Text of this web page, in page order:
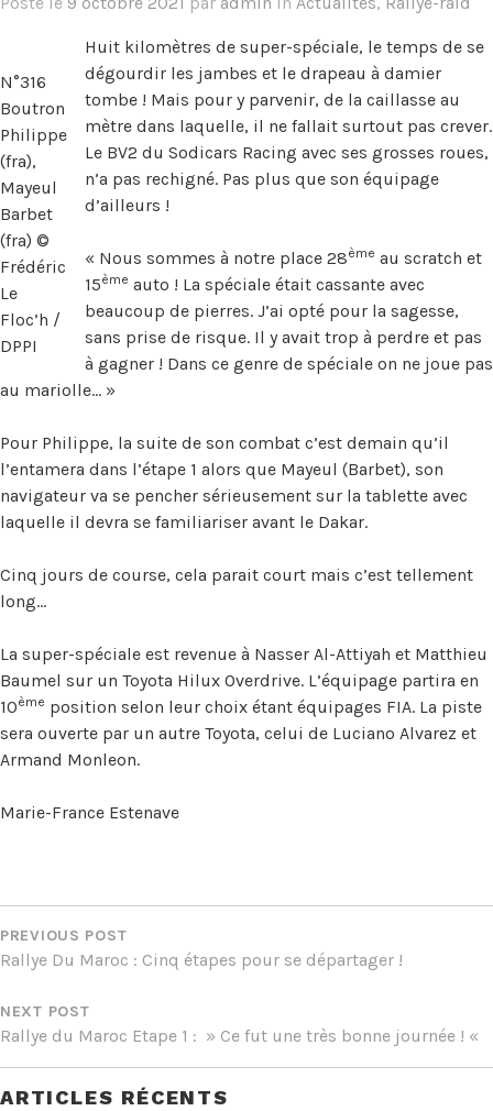
N°316
Boutron
Philippe
(fra),
Mayeul
Barbet
(fra) ©
Frédéric
Le
Floc’h /
DPPI
Huit kilomètres de super-spéciale, le temps de se
dégourdir les jambes et le drapeau à damier
tombe ! Mais pour y parvenir, de la caillasse au
mètre dans laquelle, il ne fallait surtout pas crever.
Le BV2 du Sodicars Racing avec ses grosses roues,
n’a pas rechigné. Pas plus que son équipage
d’ailleurs !
« Nous sommes à notre place 28ème au scratch et
15ème auto ! La spéciale était cassante avec
beaucoup de pierres. J’ai opté pour la sagesse,
sans prise de risque. Il y avait trop à perdre et pas
à gagner ! Dans ce genre de spéciale on ne joue pas
au mariolle… »
Pour Philippe, la suite de son combat c’est demain qu’il
l’entamera dans l’étape 1 alors que Mayeul (Barbet), son
navigateur va se pencher sérieusement sur la tablette avec
laquelle il devra se familiariser avant le Dakar.
Cinq jours de course, cela parait court mais c’est tellement
long…
La super-spéciale est revenue à Nasser Al-Attiyah et Matthieu
Baumel sur un Toyota Hilux Overdrive. L’équipage partira en
10ème position selon leur choix étant équipages FIA. La piste
sera ouverte par un autre Toyota, celui de Luciano Alvarez et
Armand Monleon.
Marie-France Estenave
NAVIGATION
DE
L’ARTICLE
PREVIOUS POST
Rallye Du Maroc : Cinq étapes pour se départager !
NEXT POST
Rallye du Maroc Etape 1 : » Ce fut une très bonne journée ! «
ARTICLES RÉCENTS